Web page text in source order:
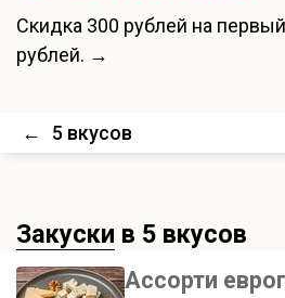
Скидка 300 рублей на
рублей. →
← 5 вкусов
Закуски в 5 вкусов
Ассорти